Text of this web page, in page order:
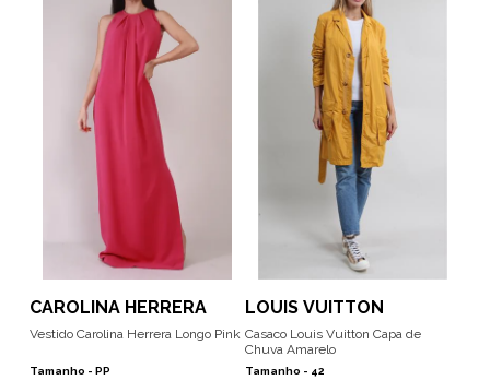
CAROLINA HERRERA
Vestido Carolina Herrera Longo Pink
Tamanho - PP
LOUIS VUITTON
Casaco Louis Vuitton Capa de
Chuva Amarelo
Tamanho - 42